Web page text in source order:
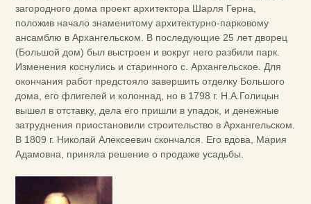
загородного дома проект архитектора Шарля Герна,
положив начало знаменитому архитектурно-парковому
ансамблю в Архангельском. В последующие 25 лет дворец
(Большой дом) был выстроен и вокруг него разбили парк.
Изменения коснулись и старинного с. Архангельское. Для
окончания работ предстояло завершить отделку Большого
дома, его флигелей и колоннад, но в 1798 г. Н.А.Голицын
вышел в отставку, дела его пришли в упадок, и денежные
затруднения приостановили строительство в Архангельском.
В 1809 г. Николай Алексеевич скончался. Его вдова, Мария
Адамовна, приняла решение о продаже усадьбы.